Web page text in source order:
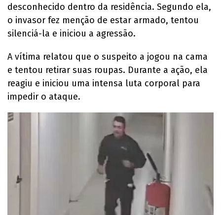
desconhecido dentro da residência. Segundo ela,
o invasor fez menção de estar armado, tentou
silenciá-la e iniciou a agressão.
A vítima relatou que o suspeito a jogou na cama
e tentou retirar suas roupas. Durante a ação, ela
reagiu e iniciou uma intensa luta corporal para
impedir o ataque.